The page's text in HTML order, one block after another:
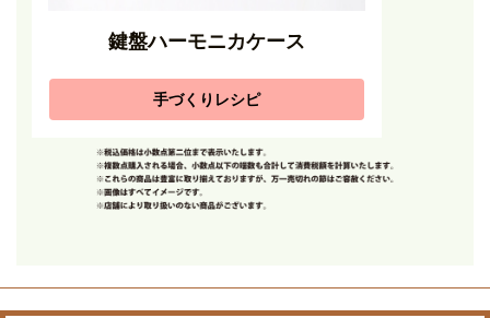
鍵盤ハーモニカケース
手づくりレシピ